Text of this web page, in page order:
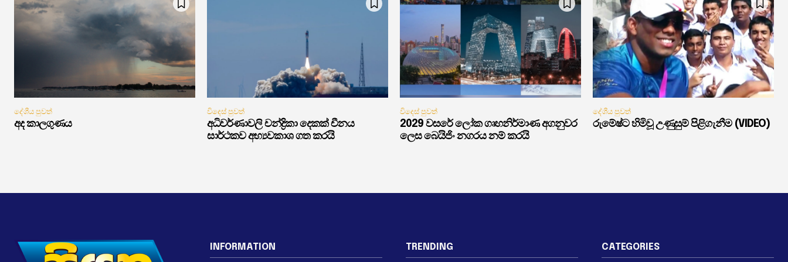
දේශීය පුවත්
අද කාලගුණය
විදෙස් පුවත්
අධිවර්ණාවලි චන්ද්‍රිකා දෙකක් චීනය
සාර්ථකව අභ්‍යවකාශ ගත කරයි
විදෙස් පුවත්
2029 වසරේ ලෝක ගෘහනිර්මාණ අගනුවර
ලෙස බෙයිජිං නගරය නම් කරයි
දේශීය පුවත්
රුමේෂ්ට හිමිවූ උණුසුම් පිළිගැනීම (VIDEO)
INFORMATION TRENDING CATEGORIES